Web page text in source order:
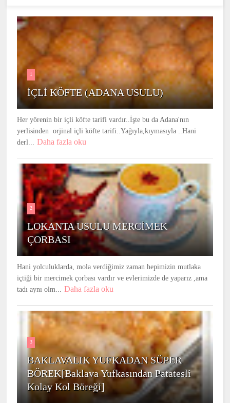
1
İÇLİ KÖFTE (ADANA USULU)
Her yörenin bir içli köfte tarifi vardır..İşte bu da Adana'nın
yerlisinden orjinal içli köfte tarifi..Yağıyla,kıymasıyla ..Hani
derl...
Daha fazla oku
2
LOKANTA USULU MERCİMEK
ÇORBASI
Hani yolculuklarda, mola verdiğimiz zaman hepimizin mutlaka
içtiği bir mercimek çorbası vardır ve evlerimizde de yaparız ,ama
tadı aynı olm...
Daha fazla oku
3
BAKLAVALIK YUFKADAN SÜPER
BÖREK[Baklava Yufkasından Patatesli
Kolay Kol Böreği]